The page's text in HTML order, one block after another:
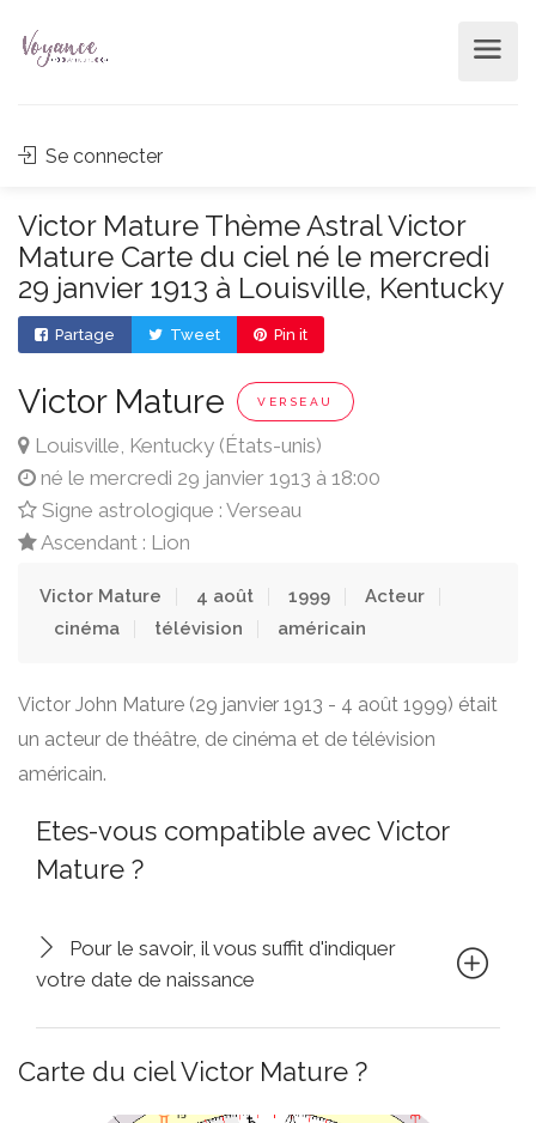
Se connecter
Victor Mature Thème Astral Victor
Mature Carte du ciel né le mercredi
29 janvier 1913 à Louisville, Kentucky
Partage Tweet Pin it
Victor Mature VERSEAU
Louisville, Kentucky (États-unis)
né le mercredi 29 janvier 1913 à 18:00
Signe astrologique : Verseau
Ascendant : Lion
Victor Mature 4 août 1999
Acteur
cinéma
télévision américain
Victor John Mature (29 janvier 1913 - 4 août 1999) était
un acteur de théâtre, de cinéma et de télévision
américain.
Etes-vous compatible avec Victor
Mature ?
Pour le savoir, il vous suffit d'indiquer
votre date de naissance
Carte du ciel Victor Mature ?